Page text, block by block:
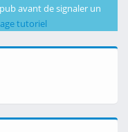
avant de signaler un
tutoriel